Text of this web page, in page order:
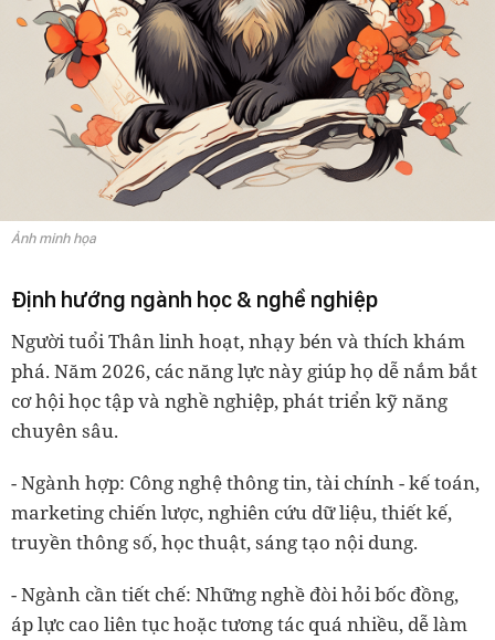
Ảnh minh họa
Định hướng ngành học & nghề nghiệp
Người tuổi Thân linh hoạt, nhạy bén và thích khám
phá. Năm 2026, các năng lực này giúp họ dễ nắm bắt
cơ hội học tập và nghề nghiệp, phát triển kỹ năng
chuyên sâu.
- Ngành hợp: Công nghệ thông tin, tài chính - kế toán,
marketing chiến lược, nghiên cứu dữ liệu, thiết kế,
truyền thông số, học thuật, sáng tạo nội dung.
- Ngành cần tiết chế: Những nghề đòi hỏi bốc đồng,
áp lực cao liên tục hoặc tương tác quá nhiều, dễ làm